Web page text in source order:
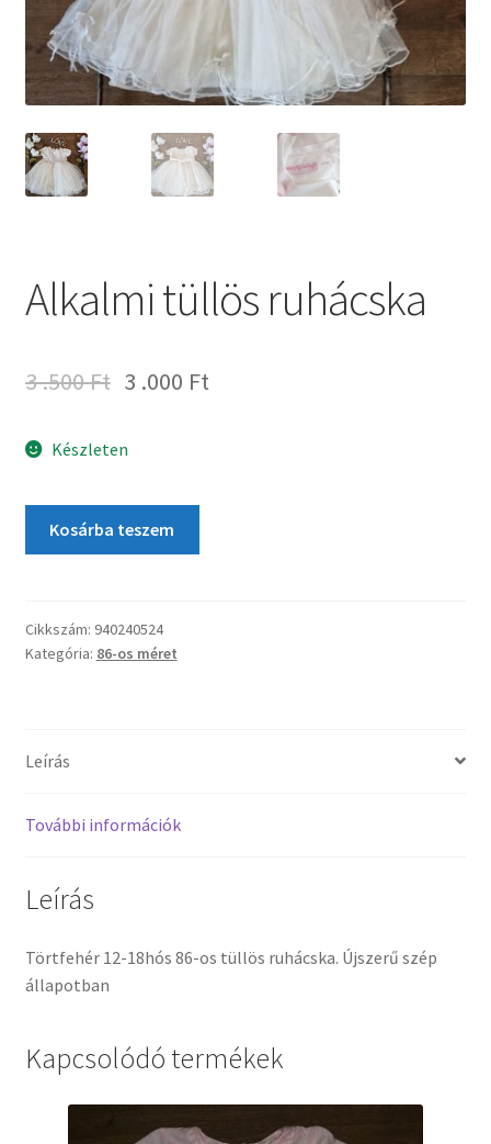
Alkalmi tüllös ruhácska
3 .500Ft 3 .000 Ft
Készleten
Kosárba teszem
Cikkszám: 940240524
Kategória: 86-os méret
Leírás
További információk
Leírás
Törtfehér 12-18hós 86-os tüllös ruhácska. Újszerű szép
állapotban
Kapcsolódó termékek